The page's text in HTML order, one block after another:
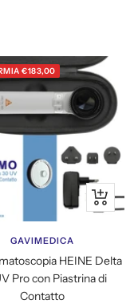
€183,00
Aggiungi
al
GAVIMEDICA
HEINE Delta
Pro con Piastrina di
Contatto